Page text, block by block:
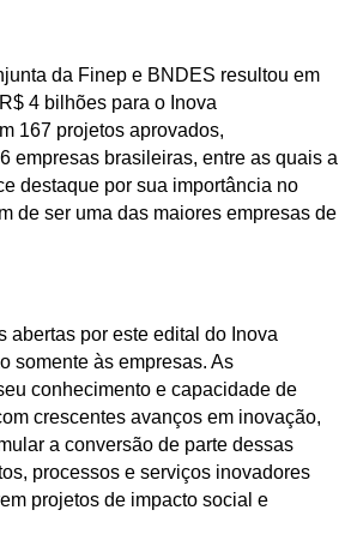
da Finep e BNDES resultou em
4 bilhões para o Inova
167 projetos aprovados,
empresas brasileiras, entre as quais a
destaque por sua importância no
de ser uma das maiores empresas de
abertas por este edital do Inova
somente às empresas. As
conhecimento e capacidade de
crescentes avanços em inovação,
a conversão de parte dessas
processos e serviços inovadores
projetos de impacto social e